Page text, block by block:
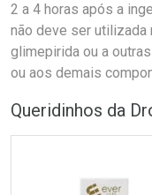
2 a 4 horas após a
não deve ser
glimepirida ou a
ou aos demais
Queridinhos da